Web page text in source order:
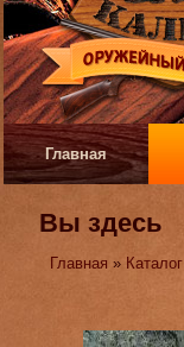
Главная
Вы здесь
Главная » Каталог